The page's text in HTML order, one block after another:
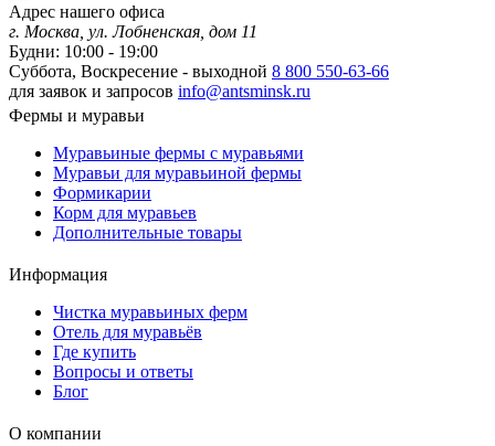
Адрес нашего офиса
г. Москва, ул. Лобненская, дом 11
Будни: 10:00 - 19:00
Суббота, Воскресение - выходной 8 800 550-63-66
для заявок и запросов info@antsminsk.ru
Фермы и муравьи
Муравьиные фермы с муравьями
Муравьи для муравьиной фермы
Формикарии
Корм для муравьев
Дополнительные товары
Информация
Чистка муравьиных ферм
Отель для муравьёв
Где купить
Вопросы и ответы
Блог
О компании